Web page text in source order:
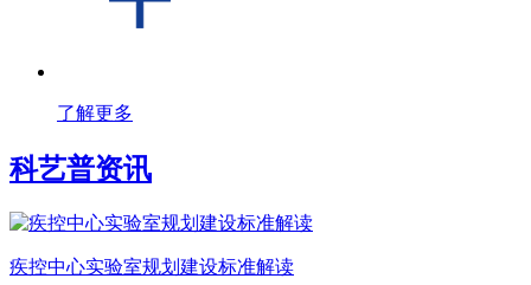
了解更多
科艺普资讯
疾控中心实验室规划建设标准解读